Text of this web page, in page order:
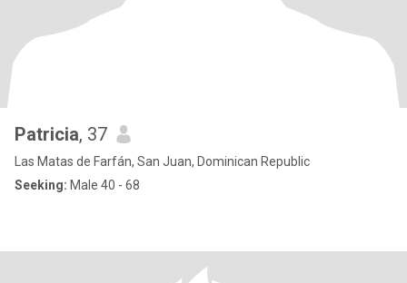
Patricia, 37
Las Matas de Farfán, San Juan, Dominican Republic
Seeking: Male 40 - 68